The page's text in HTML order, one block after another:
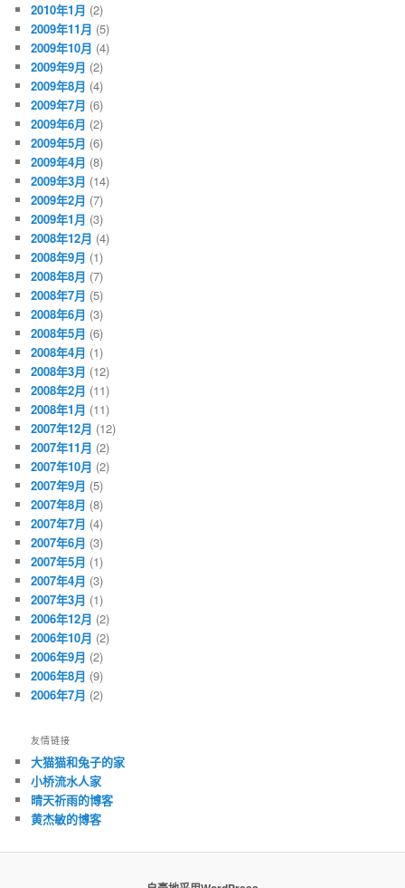
2010年1月 (2)
2009年11月 (5)
2009年10月 (4)
2009年9月 (2)
2009年8月 (4)
2009年7月 (6)
2009年6月 (2)
2009年5月 (6)
2009年4月 (8)
2009年3月 (14)
2009年2月 (7)
2009年1月 (3)
2008年12月 (4)
2008年9月 (1)
2008年8月 (7)
2008年7月 (5)
2008年6月 (3)
2008年5月 (6)
2008年4月 (1)
2008年3月 (12)
2008年2月 (11)
2008年1月 (11)
2007年12月 (12)
2007年11月 (2)
2007年10月 (2)
2007年9月 (5)
2007年8月 (8)
2007年7月 (4)
2007年6月 (3)
2007年5月 (1)
2007年4月 (3)
2007年3月 (1)
2006年12月 (2)
2006年10月 (2)
2006年9月 (2)
2006年8月 (9)
2006年7月 (2)
友情链接
大猫猫和兔子的家
小桥流水人家
晴天祈雨的博客
黄杰敏的博客